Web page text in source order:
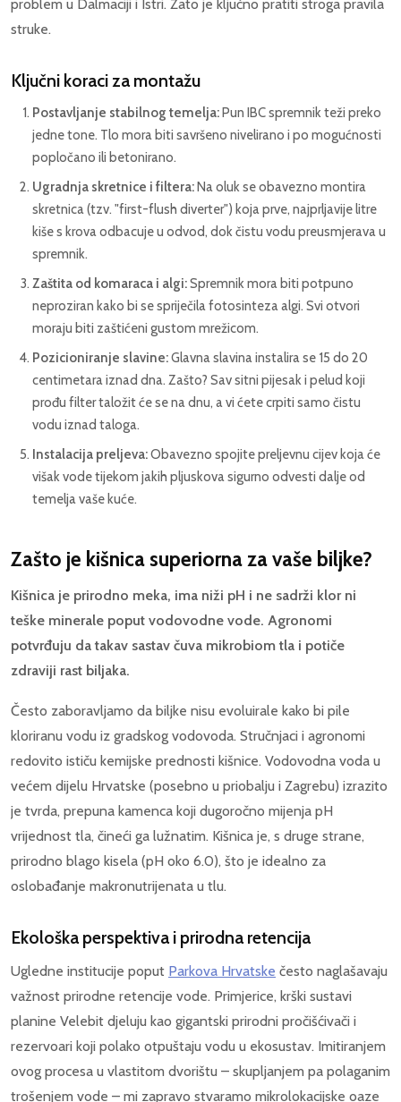
problem u Dalmaciji i Istri. Zato je ključno pratiti stroga pravila
struke.
Ključni koraci za montažu
Postavljanje stabilnog temelja:Pun IBC spremnik teži preko
jedne tone. Tlo mora biti savršeno nivelirano i po mogućnosti
popločano ili betonirano.
Ugradnja skretnice i filtera:Na oluk se obavezno montira
skretnica (tzv. "first-flush diverter") koja prve, najprljavije litre
kiše s krova odbacuje u odvod, dok čistu vodu preusmjerava u
spremnik.
Zaštita od komaraca i algi:Spremnik mora biti potpuno
neproziran kako bi se spriječila fotosinteza algi. Svi otvori
moraju biti zaštićeni gustom mrežicom.
Pozicioniranje slavine:Glavna slavina instalira se 15 do 20
centimetara iznad dna. Zašto? Sav sitni pijesak i pelud koji
prođu filter taložit će se na dnu, a vi ćete crpiti samo čistu
vodu iznad taloga.
Instalacija preljeva:Obavezno spojite preljevnu cijev koja će
višak vode tijekom jakih pljuskova sigurno odvesti dalje od
temelja vaše kuće.
Zašto je kišnica superiorna za vaše biljke?
Kišnica je prirodno meka, ima niži pH i ne sadrži klor ni
teške minerale poput vodovodne vode. Agronomi
potvrđuju da takav sastav čuva mikrobiom tla i potiče
zdraviji rast biljaka.
Često zaboravljamo da biljke nisu evoluirale kako bi pile
kloriranu vodu iz gradskog vodovoda. Stručnjaci i agronomi
redovito ističu kemijske prednosti kišnice. Vodovodna voda u
većem dijelu Hrvatske (posebno u priobalju i Zagrebu) izrazito
je tvrda, prepuna kamenca koji dugoročno mijenja pH
vrijednost tla, čineći ga lužnatim. Kišnica je, s druge strane,
prirodno blago kisela (pH oko 6.0), što je idealno za
oslobađanje makronutrijenata u tlu.
Ekološka perspektiva i prirodna retencija
Ugledne institucije poput Parkova Hrvatske često naglašavaju
važnost prirodne retencije vode. Primjerice, krški sustavi
planine Velebit djeluju kao gigantski prirodni pročišćivači i
rezervoari koji polako otpuštaju vodu u ekosustav. Imitiranjem
ovog procesa u vlastitom dvorištu – skupljanjem pa polaganim
trošenjem vode – mi zapravo stvaramo mikrolokacijske oaze